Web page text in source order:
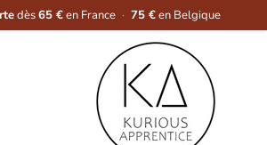
dès65 €en France · 75 €en Belgique